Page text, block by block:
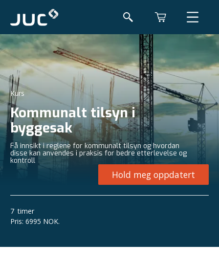
Kurs
Kommunalt tilsyn i
byggesak
Få innsikt i reglene for kommunalt tilsyn og hvordan
disse kan anvendes i praksis for bedre etterlevelse og
kontroll
Hold meg oppdatert
7 timer
Pris: 6995 NOK.